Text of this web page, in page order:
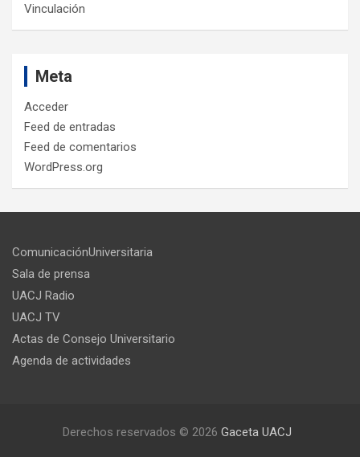
Vinculación
Meta
Acceder
Feed de entradas
Feed de comentarios
WordPress.org
ComunicaciónUniversitaria
Sala de prensa
UACJ Radio
UACJ TV
Actas de Consejo Universitario
Agenda de actividades
Derechos reservados © 2026 Gaceta UACJ